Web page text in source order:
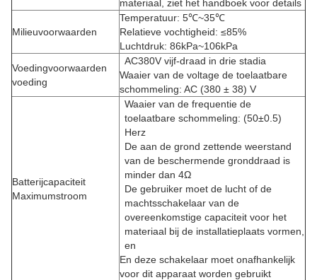
materiaal, ziet het handboek voor details
Milieuvoorwaarden
Temperatuur: 5℃~35℃
Relatieve vochtigheid: ≤85%
Luchtdruk: 86kPa~106kPa
Voedingvoorwaarden
voeding
AC380V vijf-draad in drie stadia
Waaier van de voltage de toelaatbare
schommeling: AC (380 ± 38) V
Batterijcapaciteit
Maximumstroom
Waaier van de frequentie de
toelaatbare schommeling: (50±0.5)
Herz
De aan de grond zettende weerstand
van de beschermende gronddraad is
minder dan 4Ω
De gebruiker moet de lucht of de
machtsschakelaar van de
overeenkomstige capaciteit voor het
materiaal bij de installatieplaats vormen,
en
En deze schakelaar moet onafhankelijk
voor dit apparaat worden gebruikt